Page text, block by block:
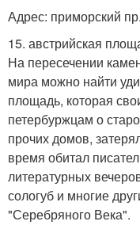
Адрес: приморский
15. австрийская
На пересечении
мира можно найти
площадь, которая
петербуржцам о
прочих домов,
время обитал
литературных
сологуб и многие
"Серебряного Века".